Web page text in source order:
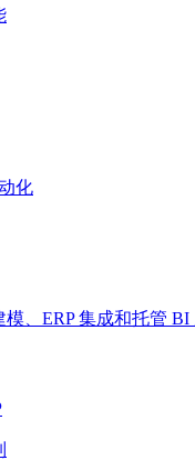
化
、ERP 集成和托管 BI